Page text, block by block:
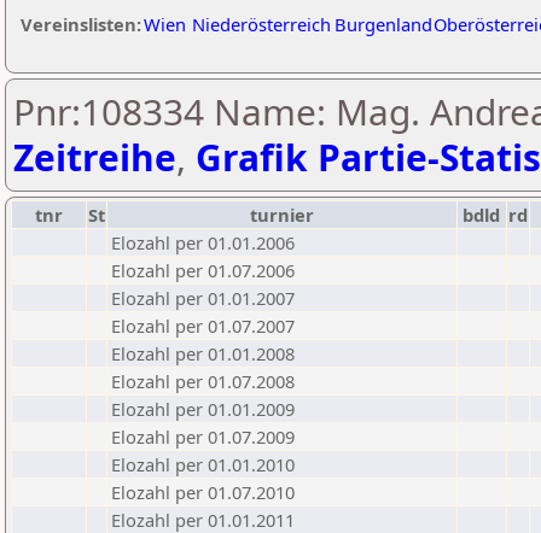
Vereinslisten:Wien Niederösterreich Burgenland
Pnr:108334 Name: Mag.
Zeitreihe, Grafik Partie-
tnr St turnier bdld rd
Elozahl per 01.01.2006
Elozahl per 01.07.2006
Elozahl per 01.01.2007
Elozahl per 01.07.2007
Elozahl per 01.01.2008
Elozahl per 01.07.2008
Elozahl per 01.01.2009
Elozahl per 01.07.2009
Elozahl per 01.01.2010
Elozahl per 01.07.2010
Elozahl per 01.01.2011